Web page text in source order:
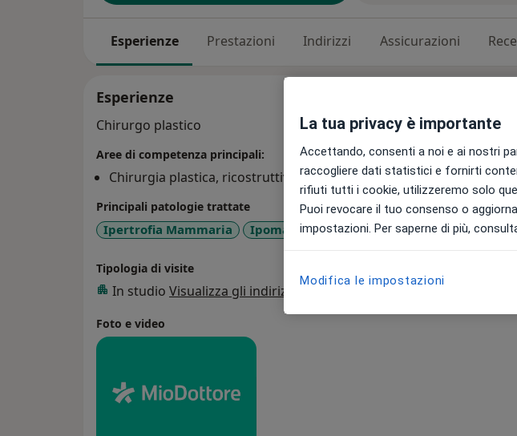
Esperienze Prestazioni Indirizzi Assicurazioni
Esperienze
Chirurgo plastico
Aree di competenza principali:
Chirurgia plastica, ricostruttiva & estetica
Principali patologie trattate
Ipertrofia Mammaria Ipomastia Ginecomastia Cicatrice
Tipologia di visite
In studio Visualizza gli indirizzi (1)
Foto e video
La tua privacy è importante
Accettando, consenti a noi e ai nostri
raccogliere dati statistici e fornirti
rifiuti tutti i cookie, utilizzeremo solo
Puoi revocare il tuo consenso o
impostazioni. Per saperne di più,
Modifica le impostazioni